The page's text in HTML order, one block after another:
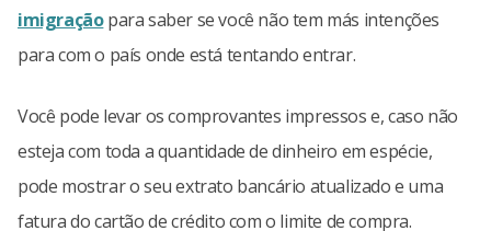
imigraçãopara saber se você não tem más intenções
para com o país onde está tentando entrar.
Você pode levar os comprovantes impressos e, caso não
esteja com toda a quantidade de dinheiro em espécie,
pode mostrar o seu extrato bancário atualizado e uma
fatura do cartão de crédito com o limite de compra.